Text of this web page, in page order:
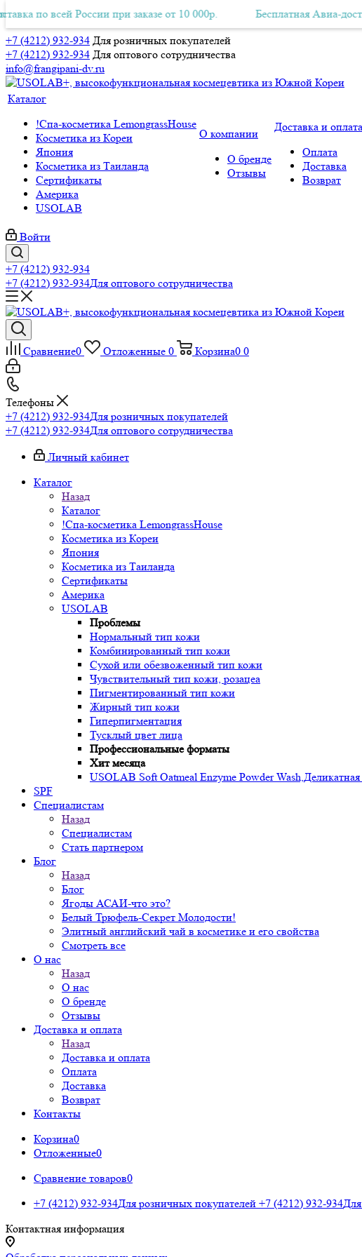
+7 (4212) 932-934 Для розничных покупателей
+7 (4212) 932-934 Для оптового сотрудничества
info@frangipani-dv.ru
Авиа-доставка по всей России при заказе от 10 000р.
по всей России при заказе от 10 000р. Бесплатная Авиа-
Каталог
!Спа-косметика LemongrassHouse
Косметика из Кореи
Япония
Косметика из Таиланда
Сертификаты
Америка
USOLAB
О компании
О бренде
Отзывы
Доставка и оплата
Оплата
Доставка
Возврат
Войти
+7 (4212) 932-934
+7 (4212) 932-934Для оптового сотрудничества
Сравнение0 Отложенные 0 Корзина0 0
Телефоны
+7 (4212) 932-934Для розничных покупателей
+7 (4212) 932-934Для оптового сотрудничества
Личный кабинет
Каталог
Назад
Каталог
!Спа-косметика LemongrassHouse
Косметика из Кореи
Япония
Косметика из Таиланда
Сертификаты
Америка
USOLAB
Проблемы
Нормальный тип кожи
Комбинированный тип кожи
Сухой или обезвоженный тип кожи
Чувствительный тип кожи, розацеа
Пигментированный тип кожи
Жирный тип кожи
Гиперпигментация
Тусклый цвет лица
Профессиональные форматы
Хит месяца
USOLAB Soft Oatmeal Enzyme Powder
SPF
Специалистам
Назад
Специалистам
Стать партнером
Блог
Назад
Блог
Ягоды АСАИ-что это?
Белый Трюфель-Секрет Молодости!
Элитный английский чай в косметике и его свойства
Смотреть все
О нас
Назад
О нас
О бренде
Отзывы
Доставка и оплата
Назад
Доставка и оплата
Оплата
Доставка
Возврат
Контакты
Корзина0
Отложенные0
Сравнение товаров0
+7 (4212) 932-934Для розничных покупателей +7 (4212) 932-934Для
Контактная информация